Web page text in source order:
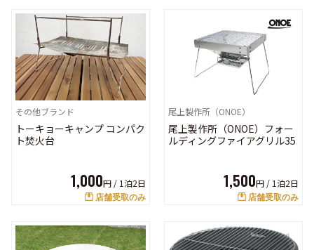
その他ブランド
トーキョーキャンプ コンパク
ト焚火台
1,000円 /1泊2日
店舗受取のみ
尾上製作所（ONOE）
尾上製作所（ONOE）フォー
ルディングファイアグリル35
1,500円 / 1泊2日
店舗受取のみ